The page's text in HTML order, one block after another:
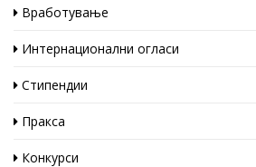
Вработување
Интернационални огласи
Стипендии
Пракса
Конкурси